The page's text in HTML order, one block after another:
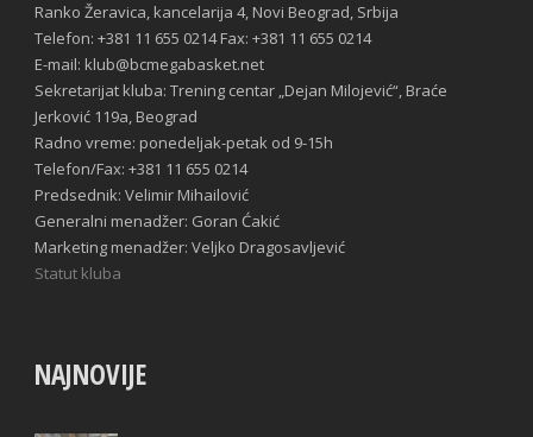
Ranko Žeravica, kancelarija 4, Novi Beograd, Srbija
Telefon: +381 11 655 0214 Fax: +381 11 655 0214
E-mail: klub@bcmegabasket.net
Sekretarijat kluba: Trening centar „Dejan Milojević“, Braće
Jerković 119a, Beograd
Radno vreme: ponedeljak-petak od 9-15h
Telefon/Fax: +381 11 655 0214
Predsednik: Velimir Mihailović
Generalni menadžer: Goran Ćakić
Marketing menadžer: Veljko Dragosavljević
Statut kluba
NAJNOVIJE